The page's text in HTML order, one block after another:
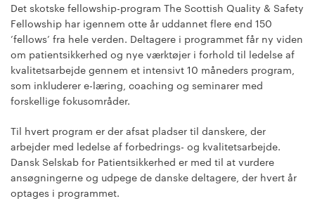
Det skotske fellowship-program The Scottish Quality & Safety
Fellowship har igennem otte år uddannet flere end 150
’fellows’ fra hele verden. Deltagere i programmet får ny viden
om patientsikkerhed og nye værktøjer i forhold til ledelse af
kvalitetsarbejde gennem et intensivt 10 måneders program,
som inkluderer e-læring, coaching og seminarer med
forskellige fokusområder.
Til hvert program er der afsat pladser til danskere, der
arbejder med ledelse af forbedrings- og kvalitetsarbejde.
Dansk Selskab for Patientsikkerhed er med til at vurdere
ansøgningerne og udpege de danske deltagere, der hvert år
optages i programmet.